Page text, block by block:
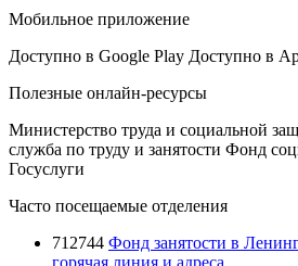
Мобильное приложение
Доступно в Google Play Доступно в
Полезные онлайн-ресурсы
Министерство труда и социальной
служба по труду и занятости Фонд
Госуслуги
Часто посещаемые отделения
712744 Фонд занятости в
горячая линия и адреса